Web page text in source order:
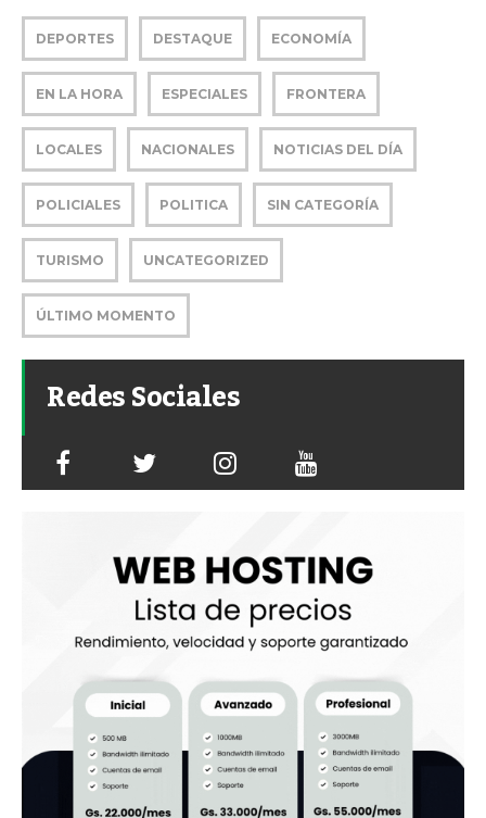
DEPORTES DESTAQUE ECONOMÍA
EN LA HORA ESPECIALES FRONTERA
LOCALES NACIONALES NOTICIAS DEL DÍA
POLICIALES POLITICA SIN CATEGORÍA
TURISMO UNCATEGORIZED
ÚLTIMO MOMENTO
Redes Sociales